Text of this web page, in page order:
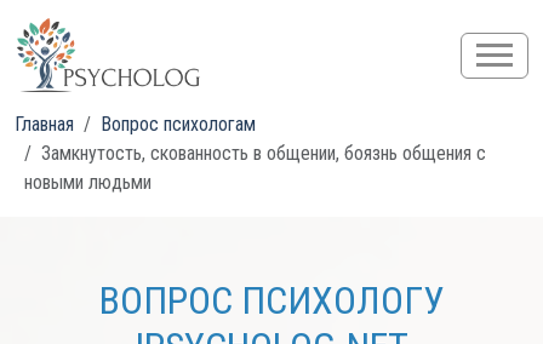
Главная
Вопрос психологам
Замкнутость, скованность в общении, боязнь общения с
новыми людьми
ВОПРОС ПСИХОЛОГУ